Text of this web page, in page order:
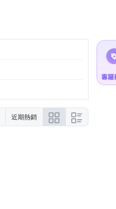
近期熱銷